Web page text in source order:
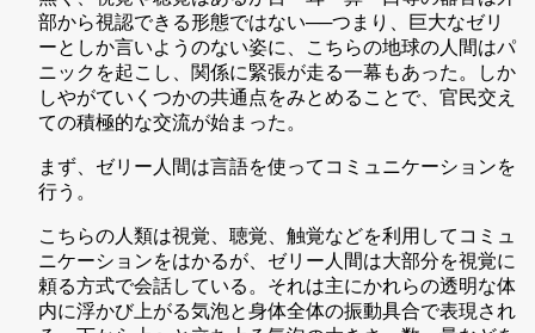
部から視認できる形態ではない──つまり、巨大なゼリ
ーとしか言いようのない姿に、こちらの地球の人間はパ
ニックを起こし、関係に緊張が走る一幕もあった。しか
しやがていくつかの共通点をみとめることで、官民交え
ての積極的な交流が始まった。
まず、ゼリー人間は言語を使ってコミュニケーションを
行う。
こちらの人類は視覚、聴覚、触覚などを利用してコミュ
ニケーションをはかるが、ゼリー人間は大部分を視覚に
頼る方式で会話している。それは主にかれらの透明な体
内に浮かび上がる気泡と身体全体の振動具合で表現され